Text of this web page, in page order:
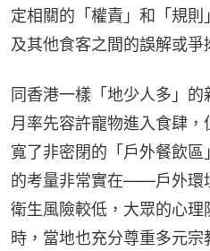
定相關的「權責」和「規
及其他食客之間的誤解或爭
同香港一樣「地少人多」
月率先容許寵物進入食肆
寬了非密閉的「戶外餐飲
的考量非常實在——戶外環
衛生風險較低，大眾的心理
時，當地也充分尊重多元